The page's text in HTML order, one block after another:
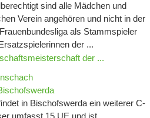
sind alle Mädchen und
Verein angehören und nicht in der
als Stammspieler
der ...
der ...
in Bischofswerda ein weiterer C-
umfasst 15 UE und ist